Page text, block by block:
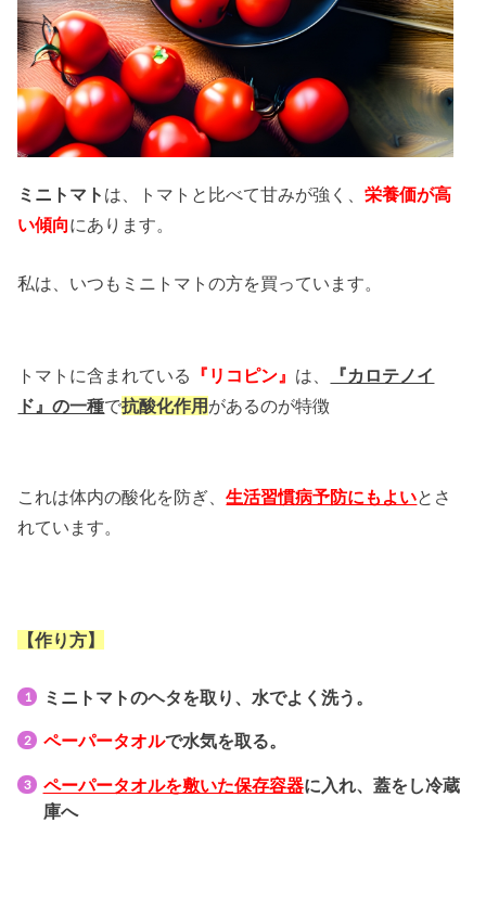
ミニトマト は、トマトと比べて甘みが強く、栄養価が高
い傾向にあります。
私は、いつもミニトマトの方を買っています。
トマトに含まれている 『リコピン』 は、
『カロテノイ
ド』の一種で抗酸化作用 があるのが特徴
これは体内の酸化を防ぎ、生活習慣病予防にもよいとさ
れています。
【作り方】
ミニトマトのヘタを取り、水でよく洗う。
ペーパータオルで水気を取る。
ペーパータオルを敷いた保存容器に入れ、蓋をし冷蔵
庫へ